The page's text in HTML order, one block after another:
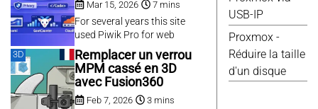
passent par l’utilisation
d’une tablette Android et
d’un navigateur en mode
Kiosque (exemple sur cet
article avec la tablette
Blackview Tab90, 140€
pour 11 pouces)....
Mar 15, 2026 7 mins
For several years this site
used Piwik Pro for web
analytics. The service had
a convenient free plan,
privacy‑friendly defaults,
and a simple integration.
Perfect for my low traffic
3D
Remplacer un verrou
MPM cassé en 3D
avec Fusion360
Feb 7, 2026 3 mins
Tasmota
Ti
Website
(4)
Alexa
(3)
Aliexpress (3)
USB-IP
Proxmox -
Réduire la taille
d'un disque